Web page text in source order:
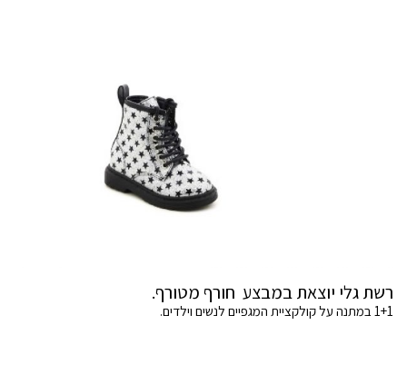
רשת גלי יוצאת במבצע חורף מטורף.
1+1 במתנה על קולקציית המגפיים לנשים וילדים.